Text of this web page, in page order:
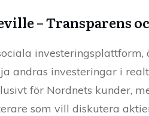
– Transparens
andras investeringar i
för Nordnets kunder,
som vill diskutera